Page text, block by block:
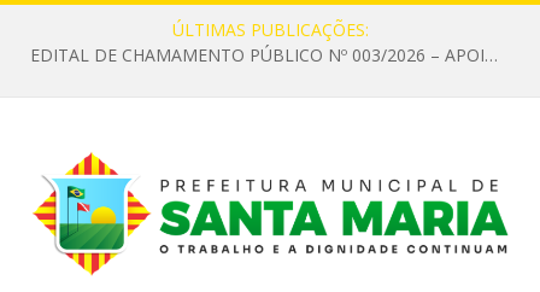
ÚLTIMAS PUBLICAÇÕES:
EDITAL DE CHAMAMENTO PÚBLICO Nº 003/2026 – APOIO À INFRAESTRUTURA CULTURAL